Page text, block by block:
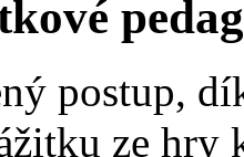
postup,
ze hry